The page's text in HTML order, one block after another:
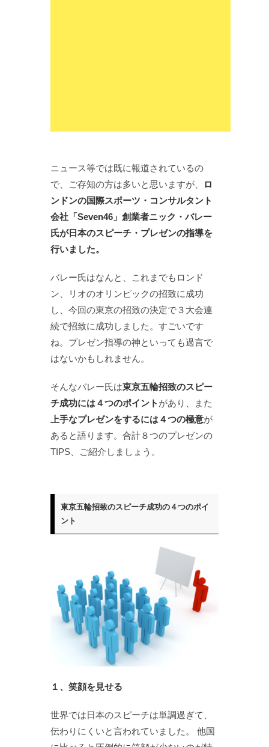
ニュース等では既に報道されているの
で、ご存知の方は多いと思いますが、
ロ
ンドンの国際スポーツ・コンサルタント
会社「Seven46」創業者ニック・バレー
氏が日本のスピーチ・プレゼンの指導を
行いました。
バレー氏はなんと、これまでもロンド
ン、リオのオリンピックの招致に成功
し、今回の東京の招致の決定で３大会連
続で招致に成功しました。すごいです
ね。プレゼン指導の神といっても過言で
はないかもしれません。
そんなバレー氏は東京五輪招致のスピー
チ成功には４つのポイント があり、また
上手なプレゼンをするには４つの極意が
あると語ります。合計８つのプレゼンの
TIPS、ご紹介しましょう。
東京五輪招致のスピーチ成功の４つのポイ
ント
１、笑顔を見せる
世界では日本のスピーチは単調過ぎて、
伝わりにくいと言われていました。 他国